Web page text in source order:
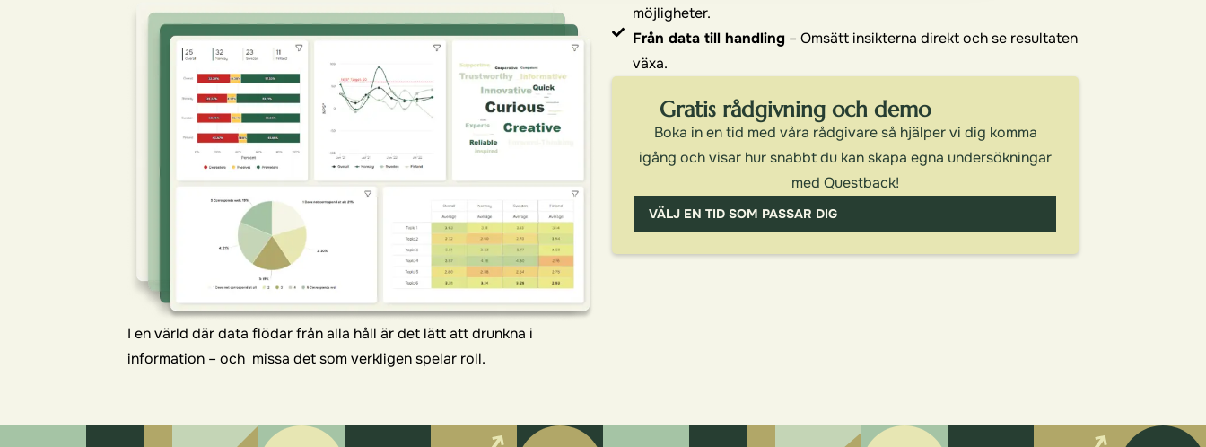
I en värld där data flödar från alla håll är det lätt att drunkna i
information – och missa det som verkligen spelar roll.
möjligheter.
Från data till handling– Omsätt insikterna direkt och se resultaten
växa.
Gratis rådgivning och demo
Boka in en tid med våra rådgivare så hjälper vi dig komma
igång och visar hur snabbt du kan skapa egna undersökningar
med Questback!
VÄLJ EN TID SOM PASSAR DIG